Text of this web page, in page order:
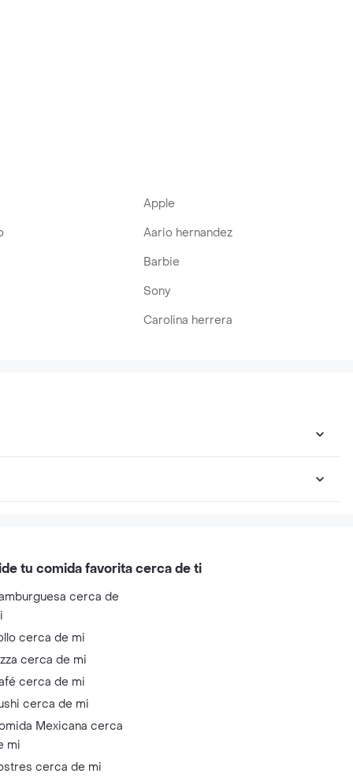
Apple
Aario hernandez
Barbie
Sony
Carolina herrera
tu comida favorita cerca de ti
cerca de
cerca de mi
cerca de mi
cerca de mi
cerca de mi
Mexicana cerca
mi
cerca de mi